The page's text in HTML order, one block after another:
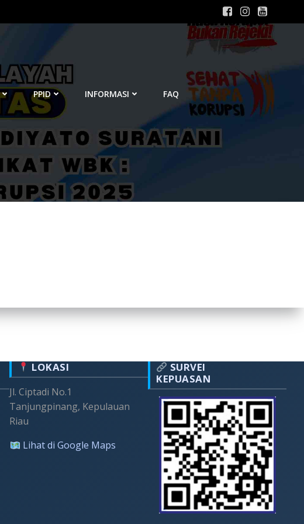
PPID INFORMASI FAQ
LOKASI
Jl. Ciptadi No.1
Tanjungpinang, Kepulauan
Riau
Lihat di Google Maps
SURVEI
KEPUASAN